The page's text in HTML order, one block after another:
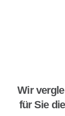
Wir
für Sie